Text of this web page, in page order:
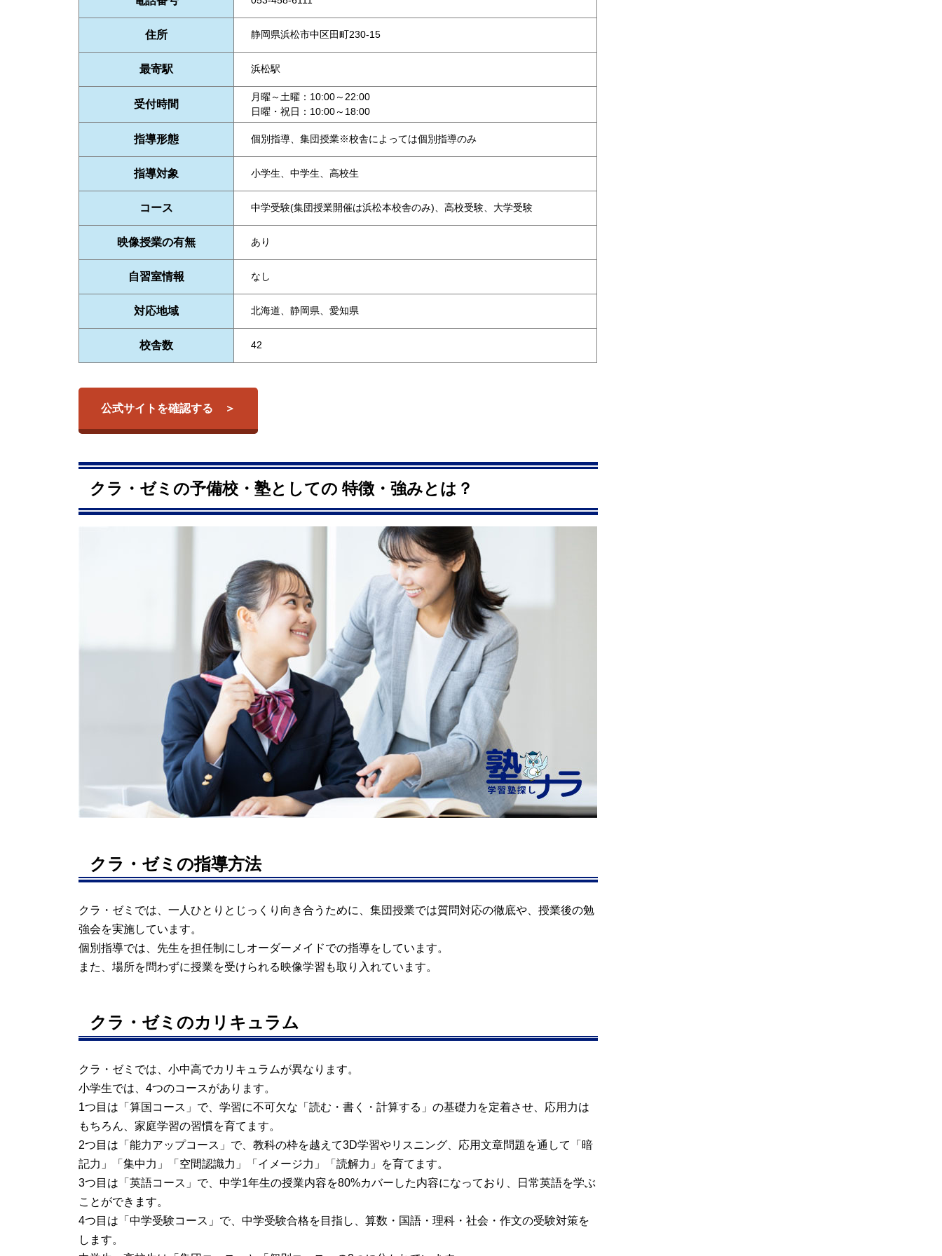
住所 静岡県浜松市中区田町230-15
最寄駅 浜松駅
受付時間
月曜～土曜：10:00～22:00
日曜・祝日：10:00～18:00
指導形態 個別指導、集団授業※校舎によっては個別指導のみ
指導対象 小学生、中学生、高校生
コース 中学受験(集団授業開催は浜松本校舎のみ)、高校受験、大学受験
映像授業の有無 あり
自習室情報 なし
対応地域 北海道、静岡県、愛知県
校舎数 42
公式サイトを確認する
クラ・ゼミの予備校・塾としての 特徴・強みとは？
クラ・ゼミの指導方法
クラ・ゼミでは、一人ひとりとじっくり向き合うために、集団授業では質問対応の徹底や、授業後の勉
強会を実施しています。
個別指導では、先生を担任制にしオーダーメイドでの指導をしています。
また、場所を問わずに授業を受けられる映像学習も取り入れています。
クラ・ゼミのカリキュラム
クラ・ゼミでは、小中高でカリキュラムが異なります。
小学生では、4つのコースがあります。
1つ目は「算国コース」で、学習に不可欠な「読む・書く・計算する」の基礎力を定着させ、応用力は
もちろん、家庭学習の習慣を育てます。
2つ目は「能力アップコース」で、教科の枠を越えて3D学習やリスニング、応用文章問題を通して「暗
記力」「集中力」「空間認識力」「イメージ力」「読解力」を育てます。
3つ目は「英語コース」で、中学1年生の授業内容を80%カバーした内容になっており、日常英語を学ぶ
ことができます。
4つ目は「中学受験コース」で、中学受験合格を目指し、算数・国語・理科・社会・作文の受験対策を
します。